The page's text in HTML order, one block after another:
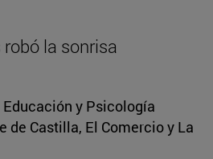
la sonrisa
y Psicología
de Castilla, El Comercio y La